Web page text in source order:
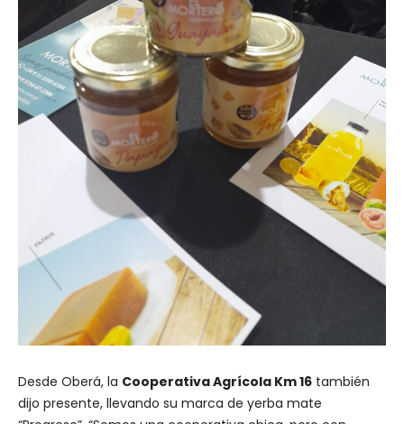
Desde Oberá, la Cooperativa Agrícola Km 16 también
dijo presente, llevando su marca de yerba mate